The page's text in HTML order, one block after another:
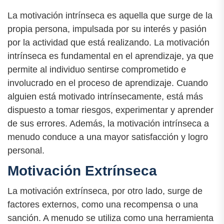
La motivación intrínseca es aquella que surge de la
propia persona, impulsada por su interés y pasión
por la actividad que está realizando. La motivación
intrínseca es fundamental en el aprendizaje, ya que
permite al individuo sentirse comprometido e
involucrado en el proceso de aprendizaje. Cuando
alguien está motivado intrínsecamente, está más
dispuesto a tomar riesgos, experimentar y aprender
de sus errores. Además, la motivación intrínseca a
menudo conduce a una mayor satisfacción y logro
personal.
Motivación Extrínseca
La motivación extrínseca, por otro lado, surge de
factores externos, como una recompensa o una
sanción. A menudo se utiliza como una herramienta